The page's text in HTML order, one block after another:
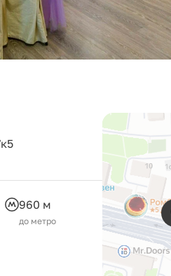
960 м
до метро